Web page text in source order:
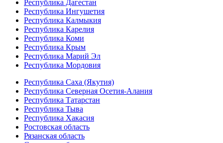
Республика Дагестан
Республика Ингушетия
Республика Калмыкия
Республика Карелия
Республика Коми
Республика Крым
Республика Марий Эл
Республика Мордовия
Республика Саха (Якутия)
Республика Северная Осетия-Алания
Республика Татарстан
Республика Тыва
Республика Хакасия
Ростовская область
Рязанская область